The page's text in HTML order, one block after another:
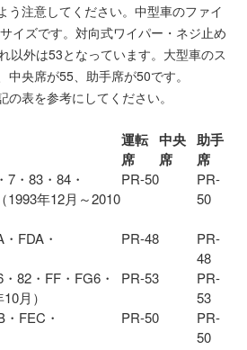
う注意してください。中型車のファイ
イズです。対向式ワイパー・ネジ止め
以外は53となっています。大型車のス
央席が55、助手席が50です。
の表を参考にしてください。
運転
席
中央
席
助手
席
・83・84・
1993年12月～2010
PR-50
PR-
50
FDA・
PR-48
PR-
48
82・FF・FG6・
月）
PR-53
PR-
53
FEC・
PR-50
PR-
50